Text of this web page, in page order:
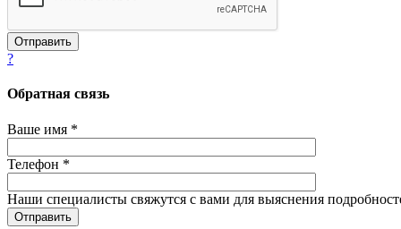
?
Обратная связь
Ваше имя *
Телефон *
Наши специалисты свяжутся с вами для выяснения